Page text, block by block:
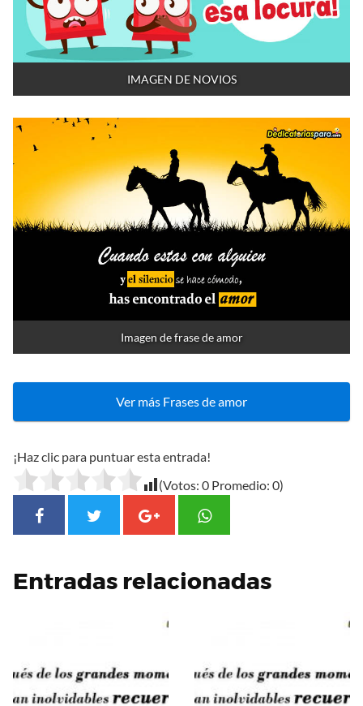
IMAGEN DE NOVIOS
Imagen de frase de amor
Ver más Frases de amor
¡Haz clic para puntuar esta entrada!
(Votos: 0 Promedio: 0)
Entradas relacionadas